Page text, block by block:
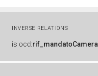
INVERSE RELATIONS
is ocd:rif_mandatoCamera